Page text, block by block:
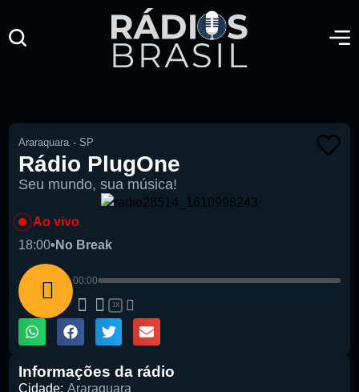
Araraquara -SP
Rádio PlugOne
Seu mundo, sua música!
Ao vivo
18:00• No Break
00:00
1X
Informações da rádio
Cidade: Araraquara